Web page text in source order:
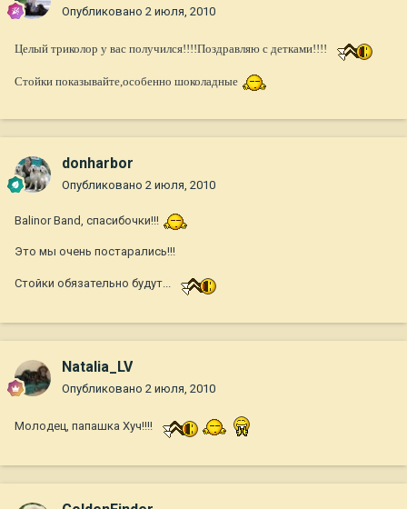
Опубликовано 2 июля, 2010
Целый триколор у вас получился!!!!Поздравляю с детками!!!!
Стойки показывайте,особенно шоколадные
donharbor
Опубликовано 2 июля, 2010
Balinor Band, спасибочки!!!
Это мы очень постарались!!!
Стойки обязательно будут...
Natalia_LV
Опубликовано 2 июля, 2010
Молодец, папашка Хуч!!!!